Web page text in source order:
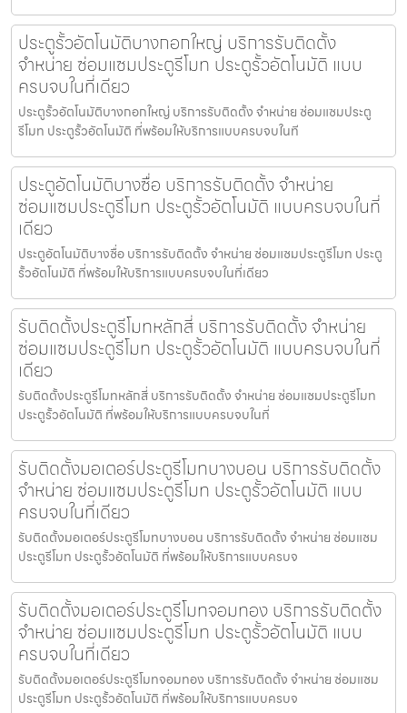
ประตูรั้วอัตโนมัติบางกอกใหญ่ บริการรับติดตั้ง
จำหน่าย ซ่อมแซมประตูรีโมท ประตูรั้วอัตโนมัติ แบบ
ครบจบในที่เดียว
ประตูรั้วอัตโนมัติบางกอกใหญ่ บริการรับติดตั้ง จำหน่าย ซ่อมแซมประตู
รีโมท ประตูรั้วอัตโนมัติ ที่พร้อมให้บริการแบบครบจบในที
ประตูอัตโนมัติบางซื่อ บริการรับติดตั้ง จำหน่าย
ซ่อมแซมประตูรีโมท ประตูรั้วอัตโนมัติ แบบครบจบในที่
เดียว
ประตูอัตโนมัติบางซื่อ บริการรับติดตั้ง จำหน่าย ซ่อมแซมประตูรีโมท ประตู
รั้วอัตโนมัติ ที่พร้อมให้บริการแบบครบจบในที่เดียว
รับติดตั้งประตูรีโมทหลักสี่ บริการรับติดตั้ง จำหน่าย
ซ่อมแซมประตูรีโมท ประตูรั้วอัตโนมัติ แบบครบจบในที่
เดียว
รับติดตั้งประตูรีโมทหลักสี่ บริการรับติดตั้ง จำหน่าย ซ่อมแซมประตูรีโมท
ประตูรั้วอัตโนมัติ ที่พร้อมให้บริการแบบครบจบในที่
รับติดตั้งมอเตอร์ประตูรีโมทบางบอน บริการรับติดตั้ง
จำหน่าย ซ่อมแซมประตูรีโมท ประตูรั้วอัตโนมัติ แบบ
ครบจบในที่เดียว
รับติดตั้งมอเตอร์ประตูรีโมทบางบอน บริการรับติดตั้ง จำหน่าย ซ่อมแซม
ประตูรีโมท ประตูรั้วอัตโนมัติ ที่พร้อมให้บริการแบบครบจ
รับติดตั้งมอเตอร์ประตูรีโมทจอมทอง บริการรับติดตั้ง
จำหน่าย ซ่อมแซมประตูรีโมท ประตูรั้วอัตโนมัติ แบบ
ครบจบในที่เดียว
รับติดตั้งมอเตอร์ประตูรีโมทจอมทอง บริการรับติดตั้ง จำหน่าย ซ่อมแซม
ประตูรีโมท ประตูรั้วอัตโนมัติ ที่พร้อมให้บริการแบบครบจ